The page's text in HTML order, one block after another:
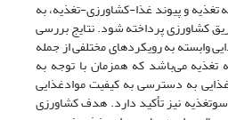
و پیوند غذا-کشاورزی-تغذیه، به
کشاورزی پرداخته شود. نتایج بررسی
وابسته به رویکردهای مختلفی از جمله
می‌باشد که همزمان با توجه به
به دسترسی به کیفیت موادغذایی
سوتغذیه نیز تأکید دارد. هدف کشاورزی